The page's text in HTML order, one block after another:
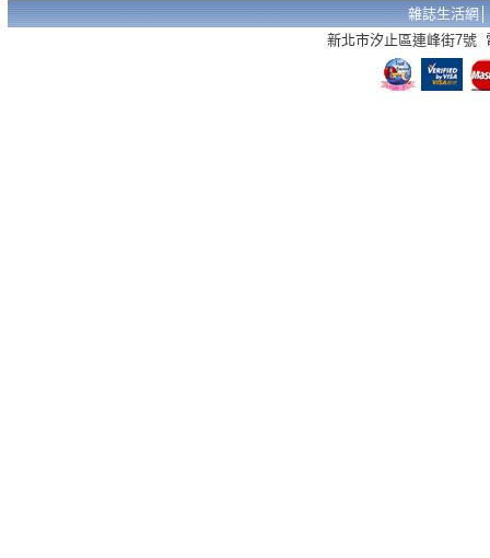
雜誌生活網
新北市汐止區連峰街7號